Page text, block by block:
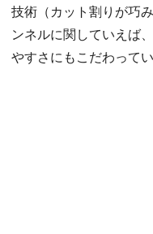
技術（カット割りが巧
ンネルに関していえば
やすさにもこだわってい